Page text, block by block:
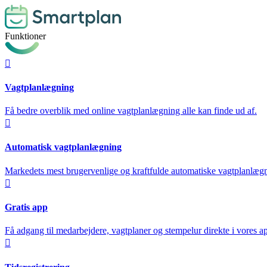
Funktioner

Vagtplanlægning
Få bedre overblik med online vagtplanlægning alle kan finde ud af.

Automatisk vagtplanlægning
Markedets mest brugervenlige og kraftfulde automatiske

Gratis app
Få adgang til medarbejdere, vagtplaner og stempelur direkte i vores
